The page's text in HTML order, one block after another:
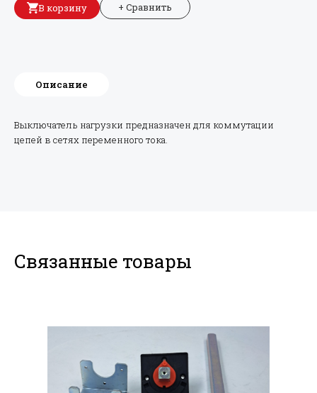
В корзину + Сравнить
Описание
Выключатель нагрузки предназначен для коммутации
цепей в сетях переменного тока.
Связанные товары